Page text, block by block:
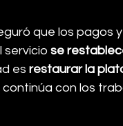
que los pagos
servicio se
es restaurar la
continúa con los